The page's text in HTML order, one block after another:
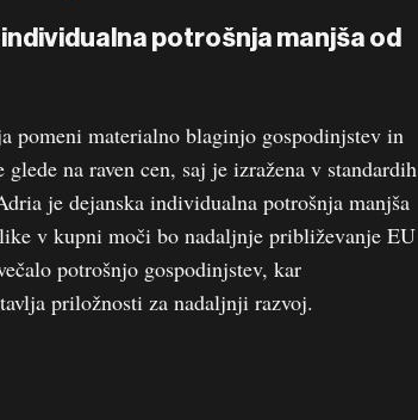
potrošnja manjša od
pomeni materialno blaginjo gospodinjstev in
na raven cen, saj je izražena v standardih
je dejanska individualna potrošnja manjša
v kupni moči bo nadaljnje približevanje EU
potrošnjo gospodinjstev, kar
priložnosti za nadaljnji razvoj.